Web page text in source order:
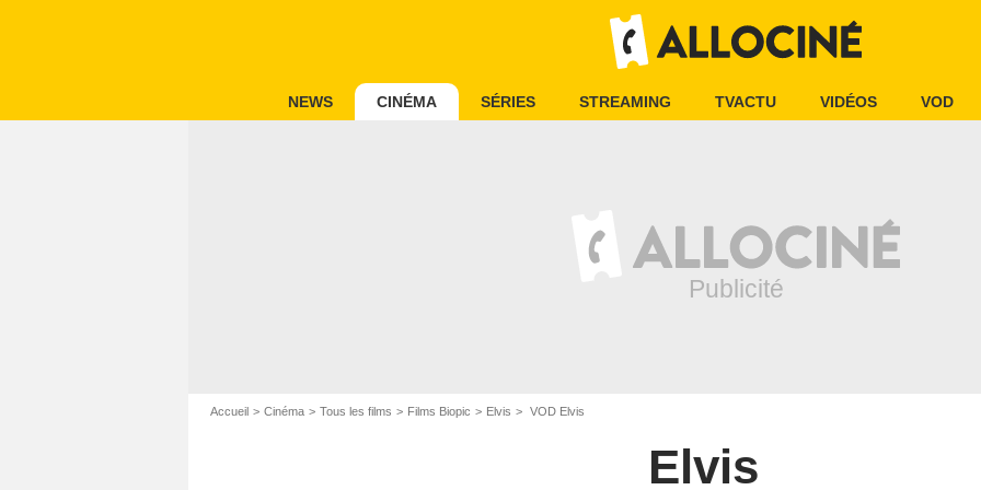
NEWS CINÉMA SÉRIES STREAMING TVACTU VIDÉOS VOD
Accueil Cinéma Tous les films Films Biopic Elvis VOD Elvis
Elvis